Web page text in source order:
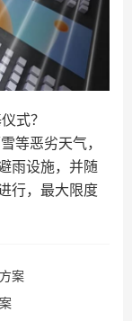
式？
等恶劣天气，
雨设施，并随
行，最大限度
案